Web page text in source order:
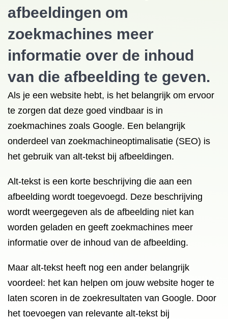
afbeeldingen om
zoekmachines meer
informatie over de inhoud
van die afbeelding te geven.
Als je een website hebt, is het belangrijk om ervoor
te zorgen dat deze goed vindbaar is in
zoekmachines zoals Google. Een belangrijk
onderdeel van zoekmachineoptimalisatie (SEO) is
het gebruik van alt-tekst bij afbeeldingen.
Alt-tekst is een korte beschrijving die aan een
afbeelding wordt toegevoegd. Deze beschrijving
wordt weergegeven als de afbeelding niet kan
worden geladen en geeft zoekmachines meer
informatie over de inhoud van de afbeelding.
Maar alt-tekst heeft nog een ander belangrijk
voordeel: het kan helpen om jouw website hoger te
laten scoren in de zoekresultaten van Google. Door
het toevoegen van relevante alt-tekst bij